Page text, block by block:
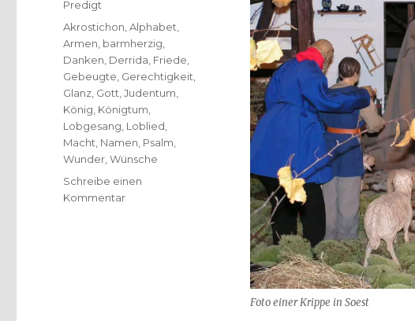
Foto einer Krippe in Soest
Predigt
Schlagwörter
Akrostichon ,Alphabet
Armen barmherzig
Danken Derrida Friede
Gebeugte Gerechtigkeit
Glanz Gott ,Judentum
König Königtum
Lobgesang Loblied
Macht Namen Psalm
Wunder ,Wünsche
Schreibe einen
Kommentarzu